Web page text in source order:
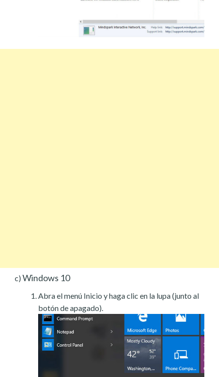
c) Windows 10
Abra el menú Inicio y haga clic en la lupa (junto al
botón de apagado).